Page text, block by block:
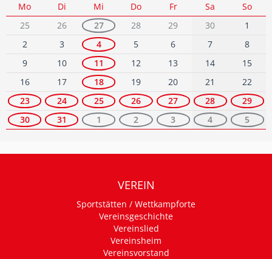
Mo Di Mi Do Fr Sa
So
25
26 27 28 29 30
1
2
3 4 5 6 7
8
9
10 11 12 13 14
15
16
17 18 19 20 21
22
23
24 25 26 27 28
29
30
31 1 2 3 4 5
VEREIN
Sportstätten / Wettkampforte
Vereinsgeschichte
Vereinslied
Vereinsheim
Vereinsvorstand